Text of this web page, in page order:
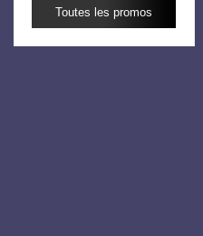
Toutes les promos